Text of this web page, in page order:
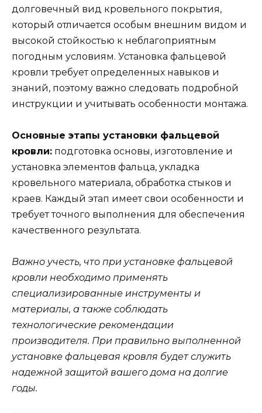
долговечный вид кровельного покрытия,
который отличается особым внешним видом и
высокой стойкостью к неблагоприятным
погодным условиям. Установка фальцевой
кровли требует определенных навыков и
знаний, поэтому важно следовать подробной
инструкции и учитывать особенности монтажа.
Основные этапы установки фальцевой
кровли: подготовка основы, изготовление и
установка элементов фальца, укладка
кровельного материала, обработка стыков и
краев. Каждый этап имеет свои особенности и
требует точного выполнения для обеспечения
качественного результата.
Важно учесть, что при установке фальцевой
кровли необходимо применять
специализированные инструменты и
материалы, а также соблюдать
технологические рекомендации
производителя. При правильно выполненной
установке фальцевая кровля будет служить
надежной защитой вашего дома на долгие
годы.